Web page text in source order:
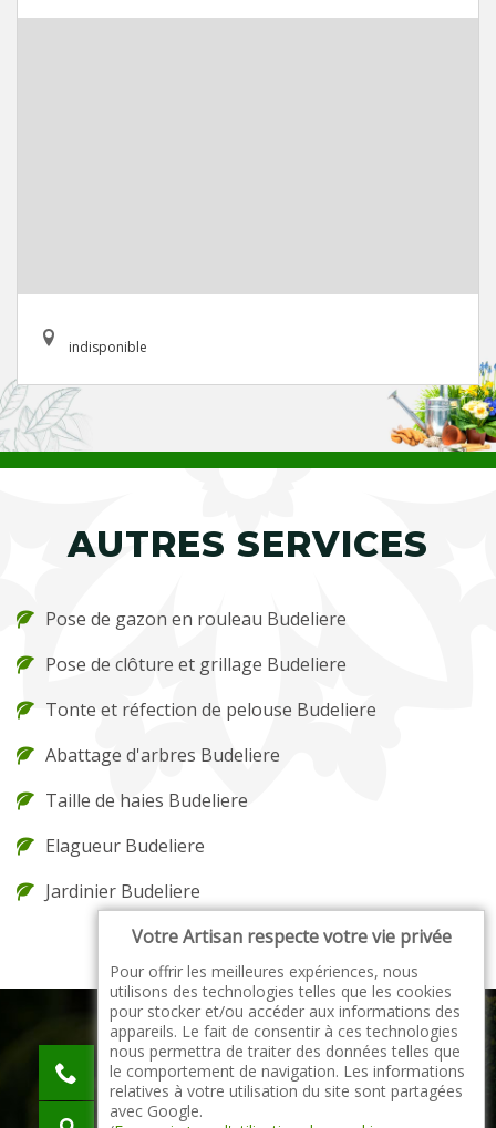
indisponible
AUTRES SERVICES
Pose de gazon en rouleau Budeliere
Pose de clôture et grillage Budeliere
Tonte et réfection de pelouse Budeliere
Abattage d'arbres Budeliere
Taille de haies Budeliere
Elagueur Budeliere
Jardinier Budeliere
indisponible
indisponible
Votre Artisan respecte votre vie privée
Pour offrir les meilleures expériences, nous
utilisons des technologies telles que les cookies
pour stocker et/ou accéder aux informations des
appareils. Le fait de consentir à ces technologies
nous permettra de traiter des données telles que
le comportement de navigation. Les informations
relatives à votre utilisation du site sont partagées
avec Google.